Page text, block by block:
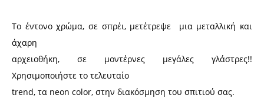
Το έντονο χρώμα, σε σπρέι, μετέτρεψε μια μεταλλική και
άχαρη
αρχειοθήκη, σε μοντέρνες μεγάλες γλάστρες!!
Χρησιμοποιήστε το τελευταίο
trend, τα neon color, στην διακόσμηση του σπιτιού σας.